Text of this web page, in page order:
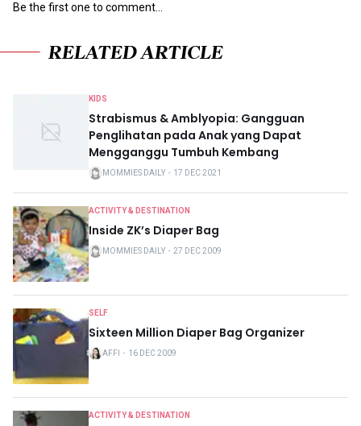
Be the first one to comment...
RELATED ARTICLE
KIDS
Strabismus & Amblyopia: Gangguan
Penglihatan pada Anak yang Dapat
Mengganggu Tumbuh Kembang
MOMMIES DAILY ・ 17 DEC 2021
ACTIVITY & DESTINATION
Inside ZK’s Diaper Bag
MOMMIES DAILY ・ 27 DEC 2009
SELF
Sixteen Million Diaper Bag Organizer
AFFI ・ 16 DEC 2009
ACTIVITY & DESTINATION